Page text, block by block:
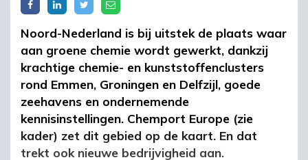
Noord-Nederland is bij uitstek de plaats waar
aan groene chemie wordt gewerkt, dankzij
krachtige chemie- en kunststoffenclusters
rond Emmen, Groningen en Delfzijl, goede
zeehavens en ondernemende
kennisinstellingen. Chemport Europe (zie
kader) zet dit gebied op de kaart. En dat
trekt ook nieuwe bedrijvigheid aan.